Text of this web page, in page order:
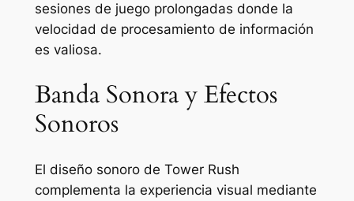
sesiones de juego prolongadas donde la
velocidad de procesamiento de información
es valiosa.
Banda Sonora y Efectos
Sonoros
El diseño sonoro de Tower Rush
complementa la experiencia visual mediante